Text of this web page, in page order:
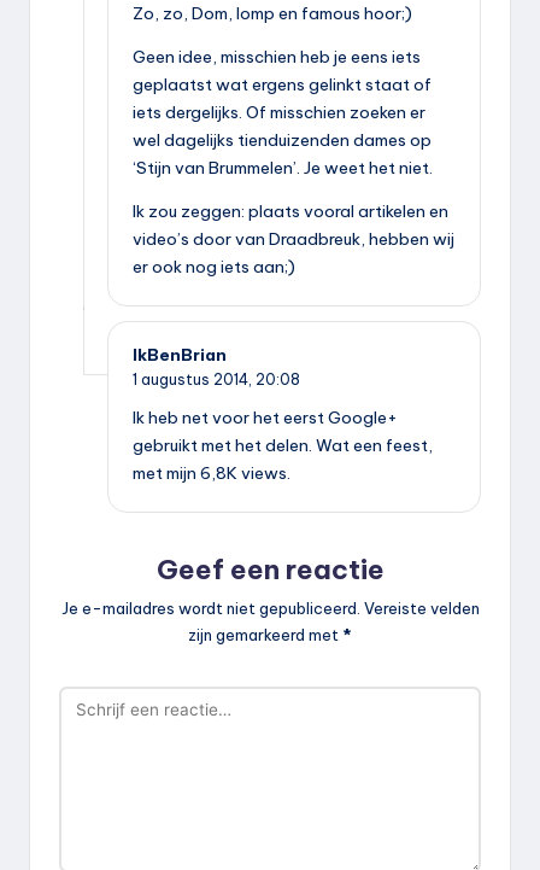
Zo, zo, Dom, lomp en famous hoor;)
Geen idee, misschien heb je eens iets
geplaatst wat ergens gelinkt staat of
iets dergelijks. Of misschien zoeken er
wel dagelijks tienduizenden dames op
‘Stijn van Brummelen’. Je weet het niet.
Ik zou zeggen: plaats vooral artikelen en
video’s door van Draadbreuk, hebben wij
er ook nog iets aan;)
IkBenBrian
1 augustus 2014, 20:08
Ik heb net voor het eerst Google+
gebruikt met het delen. Wat een feest,
met mijn 6,8K views.
Geef een reactie
Je e-mailadres wordt niet gepubliceerd. Vereiste velden
zijn gemarkeerd met *